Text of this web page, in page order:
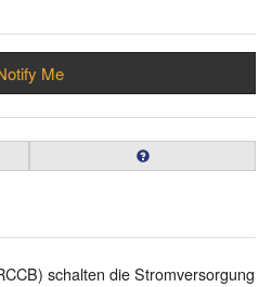
Me
schalten die Stromversorgung